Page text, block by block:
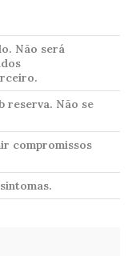
Não será
reserva. Não se
compromissos